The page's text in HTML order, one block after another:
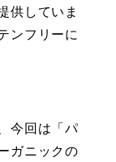
供していま
ンフリーに
今回は「パ
ガニックの